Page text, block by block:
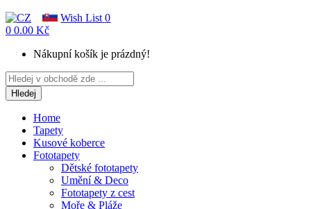
Wish List 0
0 0.00 Kč
Nákupní košík je prázdný!
Hledej
Home
Tapety
Kusové koberce
Fototapety
Dětské fototapety
Umění & Deco
Fototapety z cest
Moře & Pláže